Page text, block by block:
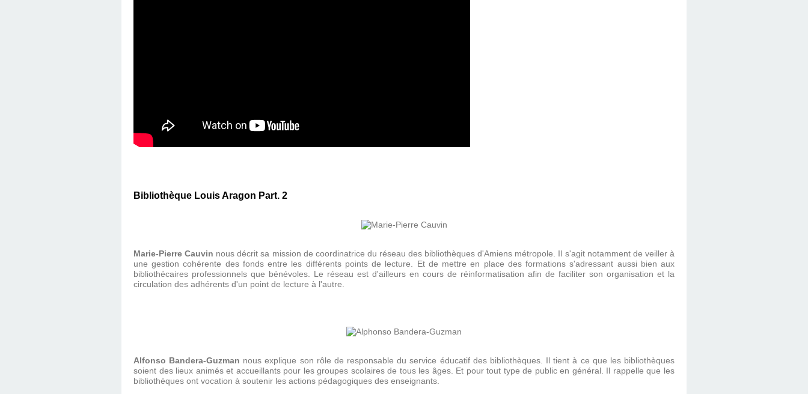
Bibliothèque Louis Aragon Part. 2
Marie-Pierre Cauvin nous décrit sa mission de coordinatrice du réseau des bibliothèques d'Amiens métropole. Il s'agit notamment de veiller à
une gestion cohérente des fonds entre les différents points de lecture. Et de mettre en place des formations s'adressant aussi bien aux
bibliothécaires professionnels que bénévoles. Le réseau est d'ailleurs en cours de réinformatisation afin de faciliter son organisation et la
circulation des adhérents d'un point de lecture à l'autre.
Alfonso Bandera-Guzman nous explique son rôle de responsable du service éducatif des bibliothèques. Il tient à ce que les bibliothèques
soient des lieux animés et accueillants pour les groupes scolaires de tous les âges. Et pour tout type de public en général. Il rappelle que les
bibliothèques ont vocation à soutenir les actions pédagogiques des enseignants.